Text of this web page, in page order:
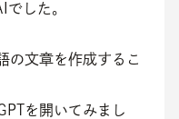
した。
の文章を作成するこ
を開いてみまし